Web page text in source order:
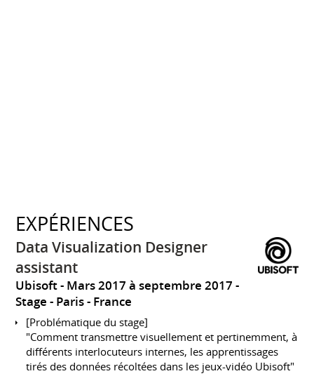
EXPÉRIENCES
Data Visualization Designer
assistant
Ubisoft
Mars 2017 à septembre 2017
Stage
Paris France
[Problématique du stage]
"Comment transmettre visuellement et pertinemment, à
différents interlocuteurs internes, les apprentissages
tirés des données récoltées dans les jeux-vidéo Ubisoft"